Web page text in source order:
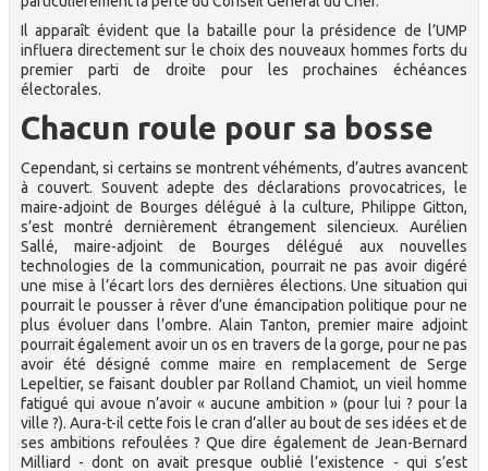
Il apparaît évident que la bataille pour la présidence de l’UMP
influera directement sur le choix des nouveaux hommes forts du
premier parti de droite pour les prochaines échéances
électorales.
Chacun roule pour sa bosse
Cependant, si certains se montrent véhéments, d’autres avancent
à couvert. Souvent adepte des déclarations provocatrices, le
maire-adjoint de Bourges délégué à la culture, Philippe Gitton,
s’est montré dernièrement étrangement silencieux. Aurélien
Sallé, maire-adjoint de Bourges délégué aux nouvelles
technologies de la communication, pourrait ne pas avoir digéré
une mise à l’écart lors des dernières élections. Une situation qui
pourrait le pousser à rêver d’une émancipation politique pour ne
plus évoluer dans l’ombre. Alain Tanton, premier maire adjoint
pourrait également avoir un os en travers de la gorge, pour ne pas
avoir été désigné comme maire en remplacement de Serge
Lepeltier, se faisant doubler par Rolland Chamiot, un vieil homme
fatigué qui avoue n’avoir « aucune ambition » (pour lui ? pour la
ville ?). Aura-t-il cette fois le cran d’aller au bout de ses idées et de
ses ambitions refoulées ? Que dire également de Jean-Bernard
Milliard - dont on avait presque oublié l’existence - qui s’est